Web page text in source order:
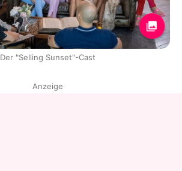
Der "Selling Sunset"-Cast
Anzeige